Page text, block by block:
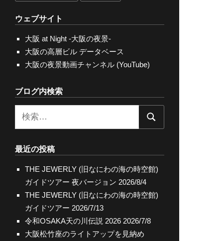
ウェブサイト
大阪 at Night -大阪の夜景-
大阪の高層ビル データベース
大阪の夜景動画チャンネル (YouTube)
ブログ内検索
検
最近の投稿
THE JEWERLY (旧なにわの海の時空館)
ガイドツアー 夜バージョン 2026/8/4
THE JEWERLY (旧なにわの海の時空館)
ガイドツアー 2026/7/13
令和OSAKA天の川伝説 2026 2026/7/8
大阪松竹座のライトアップを見納め